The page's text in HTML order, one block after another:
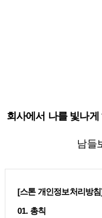
회사에서 나를 빛나
남들
[스톤 개인정보처리방
01. 총칙